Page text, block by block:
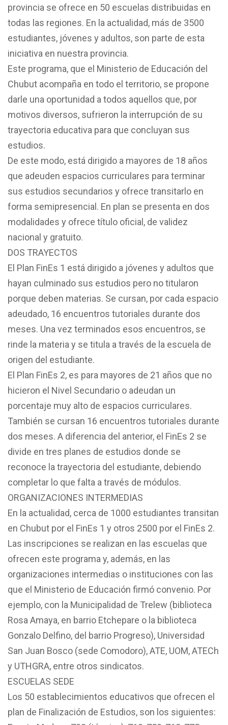
provincia se ofrece en 50 escuelas distribuidas en
todas las regiones. En la actualidad, más de 3500
estudiantes, jóvenes y adultos, son parte de esta
iniciativa en nuestra provincia.
Este programa, que el Ministerio de Educación del
Chubut acompaña en todo el territorio, se propone
darle una oportunidad a todos aquellos que, por
motivos diversos, sufrieron la interrupción de su
trayectoria educativa para que concluyan sus
estudios.
De este modo, está dirigido a mayores de 18 años
que adeuden espacios curriculares para terminar
sus estudios secundarios y ofrece transitarlo en
forma semipresencial. En plan se presenta en dos
modalidades y ofrece título oficial, de validez
nacional y gratuito.
DOS TRAYECTOS
El Plan FinEs 1 está dirigido a jóvenes y adultos que
hayan culminado sus estudios pero no titularon
porque deben materias. Se cursan, por cada espacio
adeudado, 16 encuentros tutoriales durante dos
meses. Una vez terminados esos encuentros, se
rinde la materia y se titula a través de la escuela de
origen del estudiante.
El Plan FinEs 2, es para mayores de 21 años que no
hicieron el Nivel Secundario o adeudan un
porcentaje muy alto de espacios curriculares.
También se cursan 16 encuentros tutoriales durante
dos meses. A diferencia del anterior, el FinEs 2 se
divide en tres planes de estudios donde se
reconoce la trayectoria del estudiante, debiendo
completar lo que falta a través de módulos.
ORGANIZACIONES INTERMEDIAS
En la actualidad, cerca de 1000 estudiantes transitan
en Chubut por el FinEs 1 y otros 2500 por el FinEs 2.
Las inscripciones se realizan en las escuelas que
ofrecen este programa y, además, en las
organizaciones intermedias o instituciones con las
que el Ministerio de Educación firmó convenio. Por
ejemplo, con la Municipalidad de Trelew (biblioteca
Rosa Amaya, en barrio Etchepare o la biblioteca
Gonzalo Delfino, del barrio Progreso), Universidad
San Juan Bosco (sede Comodoro), ATE, UOM, ATECh
y UTHGRA, entre otros sindicatos.
ESCUELAS SEDE
Los 50 establecimientos educativos que ofrecen el
plan de Finalización de Estudios, son los siguientes: